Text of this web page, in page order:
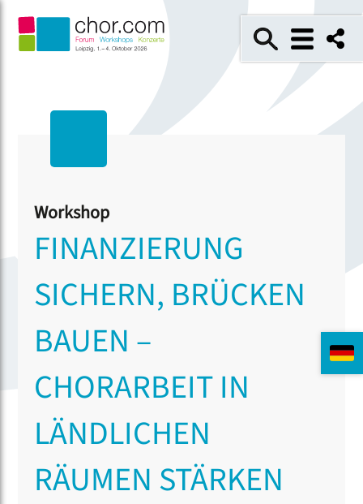
Workshop
FINANZIERUNG
SICHERN, BRÜCKEN
BAUEN –
CHORARBEIT IN
LÄNDLICHEN
RÄUMEN STÄRKEN